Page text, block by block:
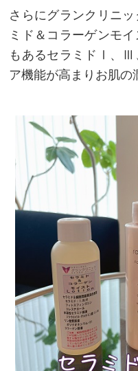
さらにグランクリニ
ミド＆コラーゲンモ
もあるセラミドⅠ、Ⅲ
ア機能が高まりお肌の